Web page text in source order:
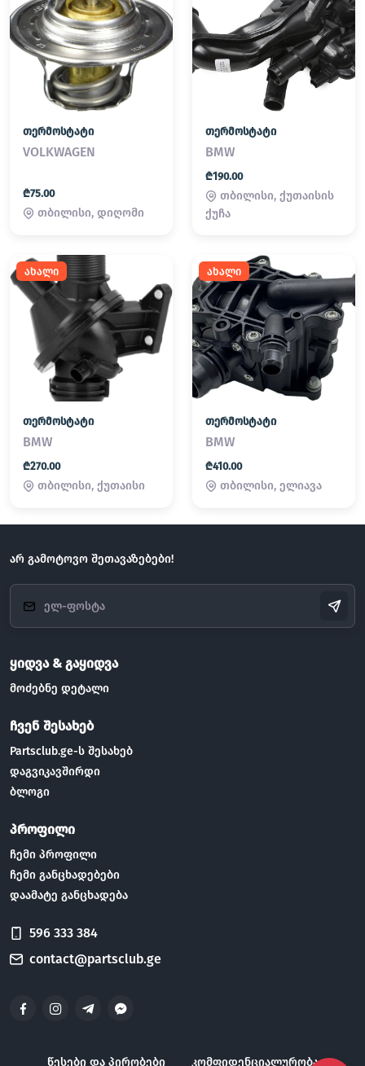
თერმოსტატი
VOLKWAGEN
₾75.00
თბილისი, დიღომი
თერმოსტატი
BMW
₾190.00
თბილისი, ქუთაისის
ქუჩა
ახალი
თერმოსტატი
BMW
₾270.00
თბილისი, ქუთაისი
ახალი
თერმოსტატი
BMW
₾410.00
თბილისი, ელიავა
არ გამოტოვო შეთავაზებები!
ყიდვა & გაყიდვა
მოძებნე დეტალი
ჩვენ შესახებ
Partsclub.ge-ს შესახებ
დაგვიკავშირდი
ბლოგი
პროფილი
ჩემი პროფილი
ჩემი განცხადებები
დაამატე განცხადება
596 333 384
contact@partsclub.ge
წესები და პირობები კომფიდენციალურობა